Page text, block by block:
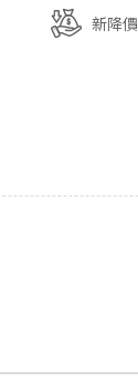
新降價